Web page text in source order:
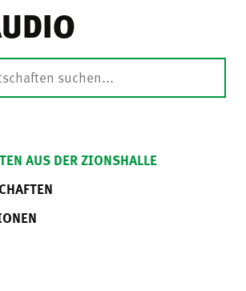
AUS DER ZIONSHALLE